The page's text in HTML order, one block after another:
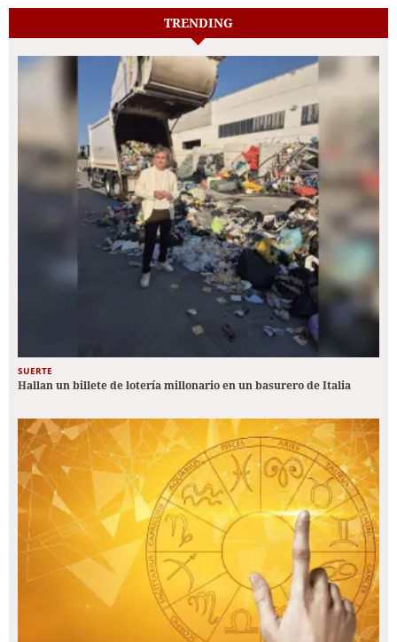
TRENDING
SUERTE
Hallan un billete de lotería millonario en un basurero de Italia